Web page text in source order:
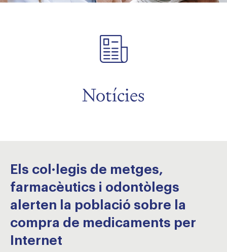
Notícies
Els col·legis de metges,
farmacèutics i odontòlegs
alerten la població sobre la
compra de medicaments per
Internet